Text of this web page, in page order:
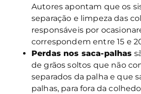
Autores apontam que os
separação e limpeza das
responsáveis por
correspondem entre 15 e
Perdas nos saca-palhas
de grãos soltos que não
separados da palha e que
palhas, para fora da